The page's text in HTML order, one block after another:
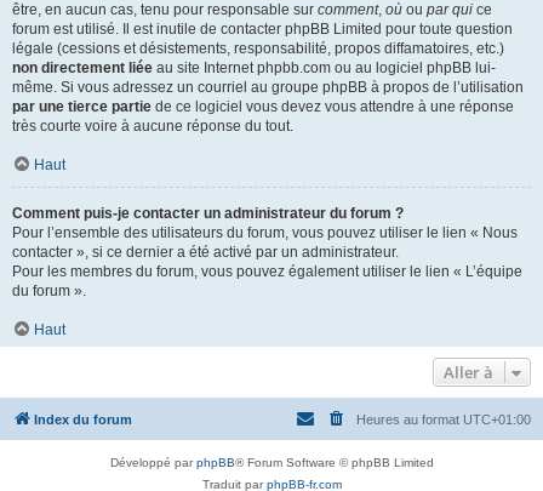
être, en aucun cas, tenu pour responsable sur comment, où ou par qui ce
forum est utilisé. Il est inutile de contacter phpBB Limited pour toute question
légale (cessions et désistements, responsabilité, propos diffamatoires, etc.)
non directement liée au site Internet phpbb.com ou au logiciel phpBB lui-
même. Si vous adressez un courriel au groupe phpBB à propos de l’utilisation
par une tierce partie de ce logiciel vous devez vous attendre à une réponse
très courte voire à aucune réponse du tout.
Haut
Comment puis-je contacter un administrateur du forum ?
Pour l’ensemble des utilisateurs du forum, vous pouvez utiliser le lien « Nous
contacter », si ce dernier a été activé par un administrateur.
Pour les membres du forum, vous pouvez également utiliser le lien « L’équipe
du forum ».
Haut
Aller à
Index du forum Heures au format UTC+01:00
Développé parphpBB® Forum Software © phpBB Limited
Traduit parphpBB-fr.com